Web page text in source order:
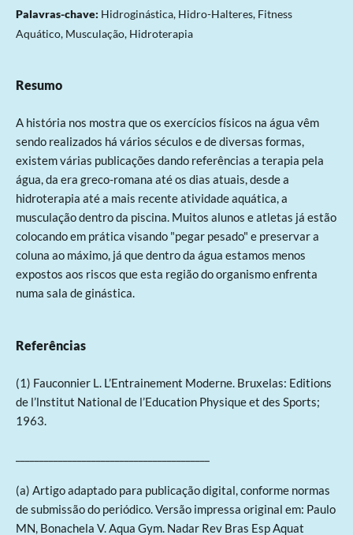
Palavras-chave: Hidroginástica, Hidro-Halteres, Fitness
Aquático, Musculação, Hidroterapia
Resumo
A história nos mostra que os exercícios físicos na água vêm
sendo realizados há vários séculos e de diversas formas,
existem várias publicações dando referências a terapia pela
água, da era greco-romana até os dias atuais, desde a
hidroterapia até a mais recente atividade aquática, a
musculação dentro da piscina. Muitos alunos e atletas já estão
colocando em prática visando "pegar pesado" e preservar a
coluna ao máximo, já que dentro da água estamos menos
expostos aos riscos que esta região do organismo enfrenta
numa sala de ginástica.
Referências
(1) Fauconnier L. L’Entrainement Moderne. Bruxelas: Editions
de l’lnstitut National de l’Education Physique et des Sports;
1963.
(a) Artigo adaptado para publicação digital, conforme normas
de submissão do periódico. Versão impressa original em: Paulo
MN, Bonachela V. Aqua Gym. Nadar Rev Bras Esp Aquat